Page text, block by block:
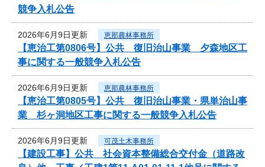
競争入札公告
2026年6月9日更新 恵那農林事務所
【恵治工第0806号】公共 復旧治山事業 夕森地区工
事に関する一般競争入札公告
2026年6月9日更新 恵那農林事務所
【恵治工第0805号】公共 復旧治山事業・県単治山事
業 杉ヶ洞地区工事に関する一般競争入札公告
2026年6月9日更新 可茂土木事務所
【建設工事】公共 社会資本整備総合交付金（道路改